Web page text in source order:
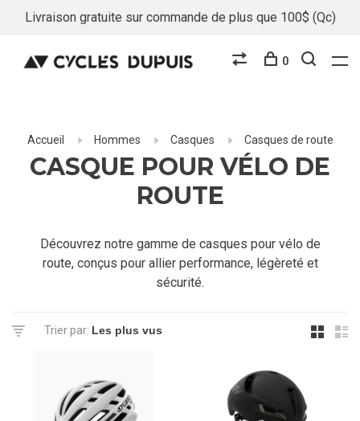
Livraison gratuite sur commande de plus que 100$ (Qc)
0
Accueil Hommes Casques Casques de route
CASQUE POUR VÉLO DE
ROUTE
Découvrez notre gamme de casques pour vélo de
route, conçus pour allier performance, légèreté et
sécurité.
Trier par: